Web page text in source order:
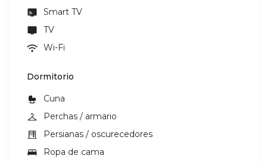
Smart TV
TV
Wi-Fi
Dormitorio
Cuna
Perchas / armario
Persianas / oscurecedores
Ropa de cama